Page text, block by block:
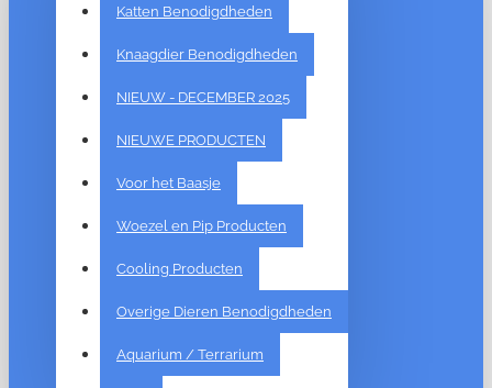
Katten Benodigdheden
Knaagdier Benodigdheden
NIEUW - DECEMBER 2025
NIEUWE PRODUCTEN
Voor het Baasje
Woezel en Pip Producten
Cooling Producten
Overige Dieren Benodigdheden
Aquarium / Terrarium